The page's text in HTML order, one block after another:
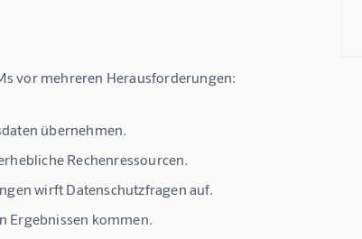
vor mehreren Herausforderungen:
übernehmen.
Rechenressourcen.
wirft Datenschutzfragen auf.
Ergebnissen kommen.